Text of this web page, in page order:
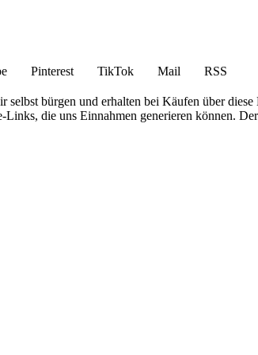
Pinterest TikTok Mail
RSS
bürgen und erhalten bei Käufen über
die uns Einnahmen generieren können.